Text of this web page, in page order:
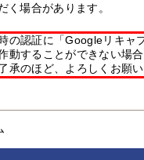
場合があります。
の認証に「Googleリキャ
することができない場合
のほど、よろしくお願い